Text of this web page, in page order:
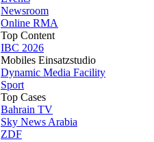
Newsroom
Online RMA
Top Content
IBC 2026
Mobiles Einsatzstudio
Dynamic Media Facility
Sport
Top Cases
Bahrain TV
Sky News Arabia
ZDF